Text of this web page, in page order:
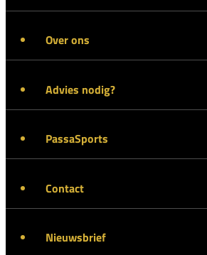
Over ons
Advies nodig?
PassaSports
Contact
Nieuwsbrief